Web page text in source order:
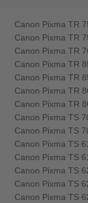
Canon Pixma TR
Canon Pixma TR
Canon Pixma TR
Canon Pixma TR
Canon Pixma TR
Canon Pixma TR
Canon Pixma TR
Canon Pixma TS
Canon Pixma TS
Canon Pixma TS
Canon Pixma TS
Canon Pixma TS
Canon Pixma TS
Canon Pixma TS